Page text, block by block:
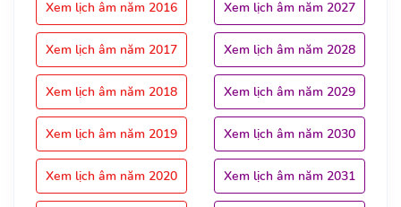
Xem lịch âm năm 2016
Xem lịch âm năm 2017
Xem lịch âm năm 2018
Xem lịch âm năm 2019
Xem lịch âm năm 2020
Xem lịch âm năm 2027
Xem lịch âm năm 2028
Xem lịch âm năm 2029
Xem lịch âm năm 2030
Xem lịch âm năm 2031